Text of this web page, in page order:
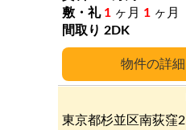
詳細
1 ヶ月 1 ヶ月
2DK
東京都杉並区南荻窪2